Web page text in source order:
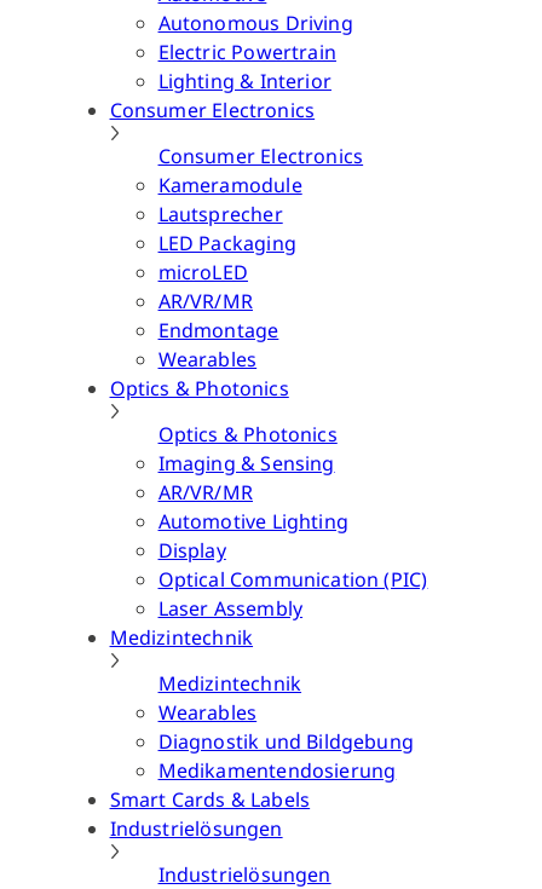
Autonomous Driving
Electric Powertrain
Lighting & Interior
Consumer Electronics
Consumer Electronics
Kameramodule
Lautsprecher
LED Packaging
microLED
AR/VR/MR
Endmontage
Wearables
Optics & Photonics
Optics & Photonics
Imaging & Sensing
AR/VR/MR
Automotive Lighting
Display
Optical Communication (PIC)
Laser Assembly
Medizintechnik
Medizintechnik
Wearables
Diagnostik und Bildgebung
Medikamentendosierung
Smart Cards & Labels
Industrielösungen
Industrielösungen